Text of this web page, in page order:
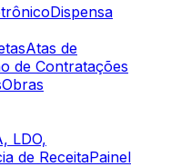
Dispensa
Atas de
de Contratações
Obras
LDO,
de ReceitaPainel